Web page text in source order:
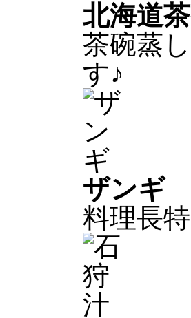
北海道
茶碗蒸
す♪
ザンギ
料理長